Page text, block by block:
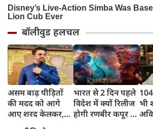
बॉलीवुड हलचल
असम बाढ़ पीड़ितों
की मदद को आगे
आए शरद केलकर,
भारत से 2 दिन पहले
विदेश में क्यों रिलीज
होगी रणबीर कपूर की
भी